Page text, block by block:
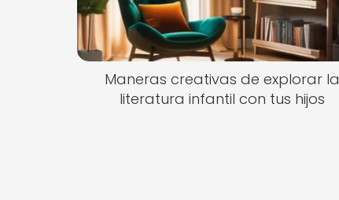
Maneras creativas de explorar la
literatura infantil con tus hijos